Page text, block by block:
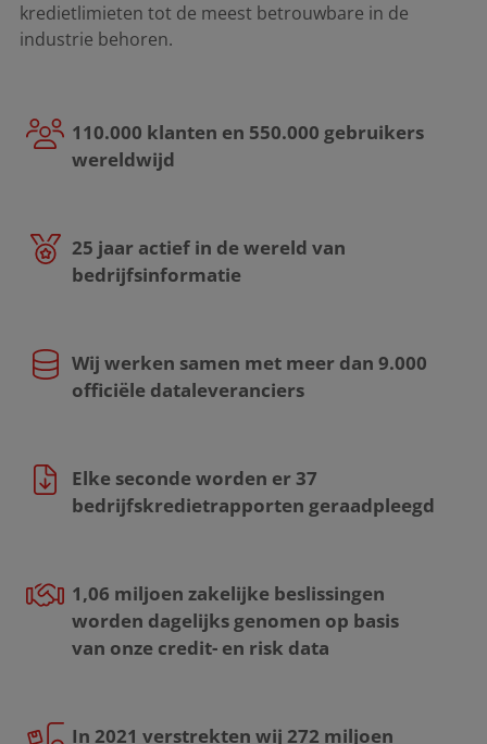
kredietlimieten tot de meest betrouwbare in de
industrie behoren.
110.000 klanten en 550.000 gebruikers
wereldwijd
25 jaar actief in de wereld van
bedrijfsinformatie
Wij werken samen met meer dan 9.000
officiële dataleveranciers
Elke seconde worden er 37
bedrijfskredietrapporten geraadpleegd
1,06 miljoen zakelijke beslissingen
worden dagelijks genomen op basis
van onze credit- en risk data
In 2021 verstrekten wij 272 miljoen